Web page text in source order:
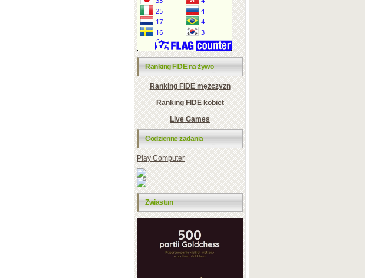
Ranking FIDE na żywo
Ranking FIDE mężczyzn
Ranking FIDE kobiet
Live Games
Codzienne zadania
Play Computer
Zwiastun